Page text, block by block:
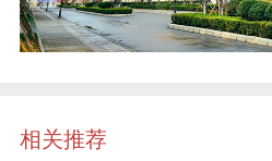
相关推荐